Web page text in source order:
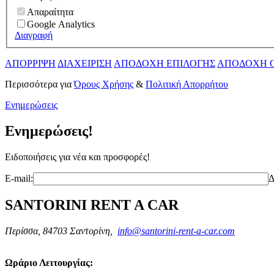
Απαραίτητα
Google Analytics
Διαγραφή
ΑΠΟΡΡΙΨΗ ΔΙΑΧΕΙΡΙΣΗ ΑΠΟΔΟΧΗ ΕΠΙΛΟΓΗΣ ΑΠΟΔΟΧΗ
Περισσότερα γιαΌρους Χρήσης & Πολιτική Απορρήτου
Ενημερώσεις
Ενημερώσεις!
Ειδοποιήσεις για νέα και προσφορές!
E-mail:
SANTORINI RENT A CAR
Περίσσα, 84703 Σαντορίνη, info@santorini-rent-a-car.com
Ωράριο Λειτουργίας: